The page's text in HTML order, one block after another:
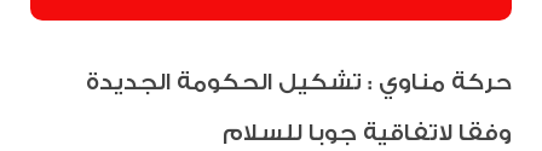
حركة مناوي : تشكيل الحكومة الجديدة
وفقا لاتفاقية جوبا للسلام